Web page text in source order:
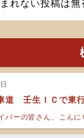
れない投稿は
道 壬生ＩＣで東
バーの皆さん、こん